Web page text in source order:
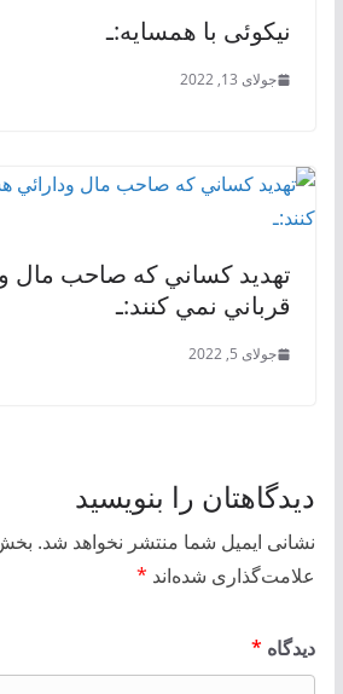
نیکوئی با همسایه:ـ
جولای 13, 2022
تهديد كساني كه صاحب مال
قرباني نمي كنند:ـ
جولای 5, 2022
دیدگاهتان را بنویسید
نشانی ایمیل شما منتشر نخواهد شد.
علامت‌گذاری شده‌اند *
دیدگاه *